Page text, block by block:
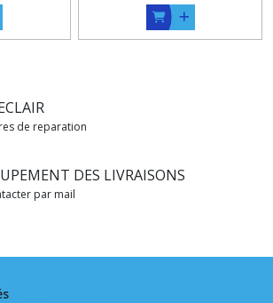
de reparation
DES LIVRAISONS
par mail